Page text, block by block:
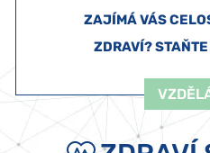
ZAJÍMÁ VÁS
ZDRAVÍ?